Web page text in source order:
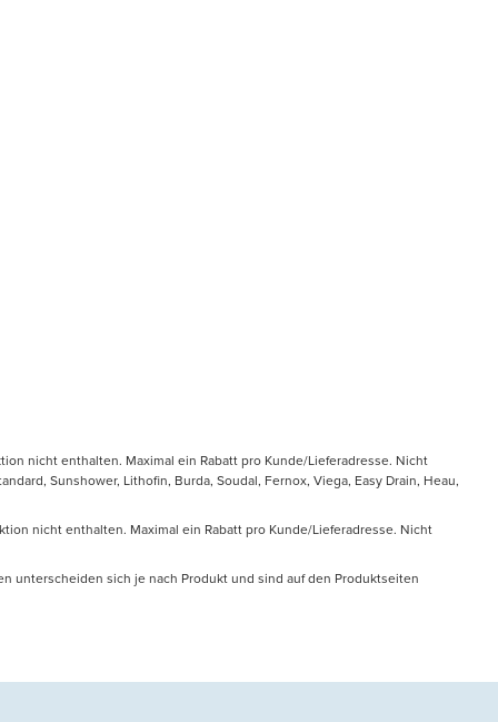
nicht enthalten. Maximal ein Rabatt pro Kunde/Lieferadresse. Nicht
Sunshower, Lithofin, Burda, Soudal, Fernox, Viega, Easy Drain, Heau,
nicht enthalten. Maximal ein Rabatt pro Kunde/Lieferadresse. Nicht
unterscheiden sich je nach Produkt und sind auf den Produktseiten